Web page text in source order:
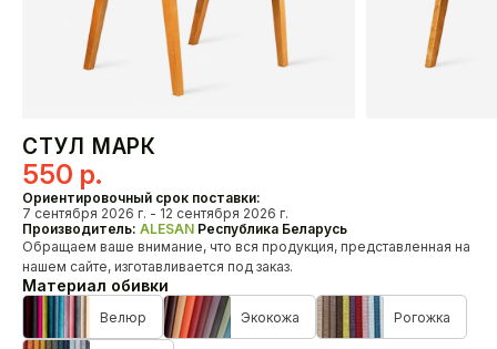
Диваны
О нас
HoReCa
Доставка и оплата
Наши проекты
Дизайнерам
Дилерам
СТУЛ МАРК
550 р.
Ориентировочный срок поставки:
7 сентября 2026 г. - 12 сентября 2026 г.
Производитель: ALESAN Республика Беларусь
Обращаем ваше внимание, что вся продукция, представленная на
нашем сайте, изготавливается под заказ.
Материал обивки
Велюр Экокожа Рогожка